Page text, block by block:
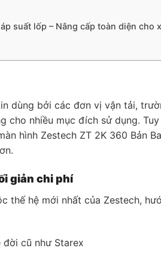
suất lốp – Nâng cấp toàn diện cho
dùng bởi các đơn vị vận tải,
nhiều mục đích sử dụng.
hình Zestech ZT 2K 360 Bản
giản chi phí
thế hệ mới nhất của Zestech,
cũ như Starex